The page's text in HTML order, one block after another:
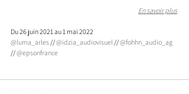
En savoir plus
Du 26 juin 2021 au 1 mai 2022
@luma_arles // @idzia_audiovisuel // @fohhn_audio_ag
// @epsonfrance